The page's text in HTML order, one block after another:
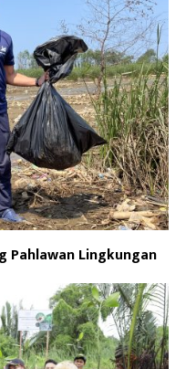
Pahlawan Lingkungan